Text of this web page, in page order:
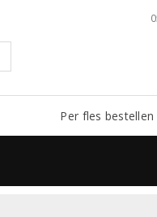
Per fles bestellen